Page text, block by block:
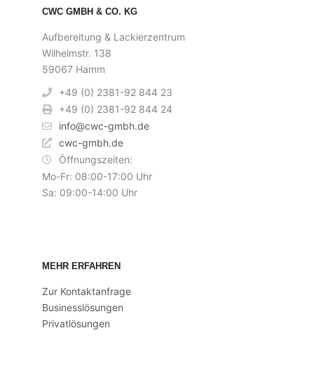
CWC GMBH & CO. KG
Aufbereitung & Lackierzentrum
Wilhelmstr. 138
59067 Hamm
+49 (0) 2381-92 844 23
+49 (0) 2381-92 844 24
info@cwc-gmbh.de
cwc-gmbh.de
Öffnungszeiten:
Mo-Fr: 08:00-17:00 Uhr
Sa: 09:00-14:00 Uhr
MEHR ERFAHREN
Zur Kontaktanfrage
Businesslösungen
Privatlösungen